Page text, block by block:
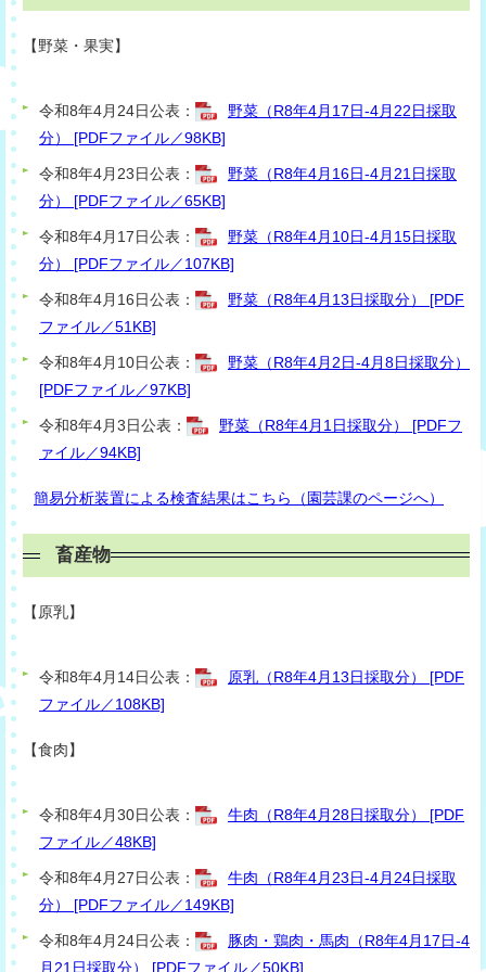
【野菜・果実】
令和8年4月24日公表：
野菜（R8年4月17日-4月22日採取
分） [PDFファイル／98KB]
令和8年4月23日公表：
野菜（R8年4月16日-4月21日採取
分） [PDFファイル／65KB]
令和8年4月17日公表：
野菜（R8年4月10日-4月15日採取
分） [PDFファイル／107KB]
令和8年4月16日公表：
野菜（R8年4月13日採取分） [PDF
ファイル／51KB]
令和8年4月10日公表：
野菜（R8年4月2日-4月8日採取分）
[PDFファイル／97KB]
令和8年4月3日公表：
野菜（R8年4月1日採取分） [PDFフ
ァイル／94KB]
簡易分析装置による検査結果はこちら（園芸課のページへ）
畜産物
【原乳】
令和8年4月14日公表：
原乳（R8年4月13日採取分） [PDF
ファイル／108KB]
【食肉】
令和8年4月30日公表：
牛肉（R8年4月28日採取分） [PDF
ファイル／48KB]
令和8年4月27日公表：
牛肉（R8年4月23日-4月24日採取
分） [PDFファイル／149KB]
令和8年4月24日公表：
豚肉・鶏肉・馬肉（R8年4月17日-4
月21日採取分） [PDFファイル／50KB]